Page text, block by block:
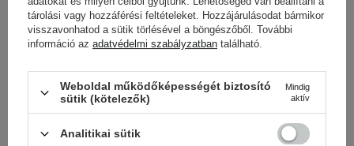
Moira - Stay Golden
Cream Bronzer & Contour
- Krémes Bronzosító -
4 950,00 Ft
Moira - Sculpt & Glow Duo
Stick - Kontúrozó Stift -
300 Cool For Summer -
6 450,00 Ft
tárolási vagy hozzáférési feltételeket. Hozzájárulásodat bármikor
visszavonhatod a sütik törlésével a böngészőből. További
információ az adatvédelmi szabályzatban található.
Weboldal működőképességét biztosító
sütik (kötelezők)
Mindig
aktív
Analitikai sütik